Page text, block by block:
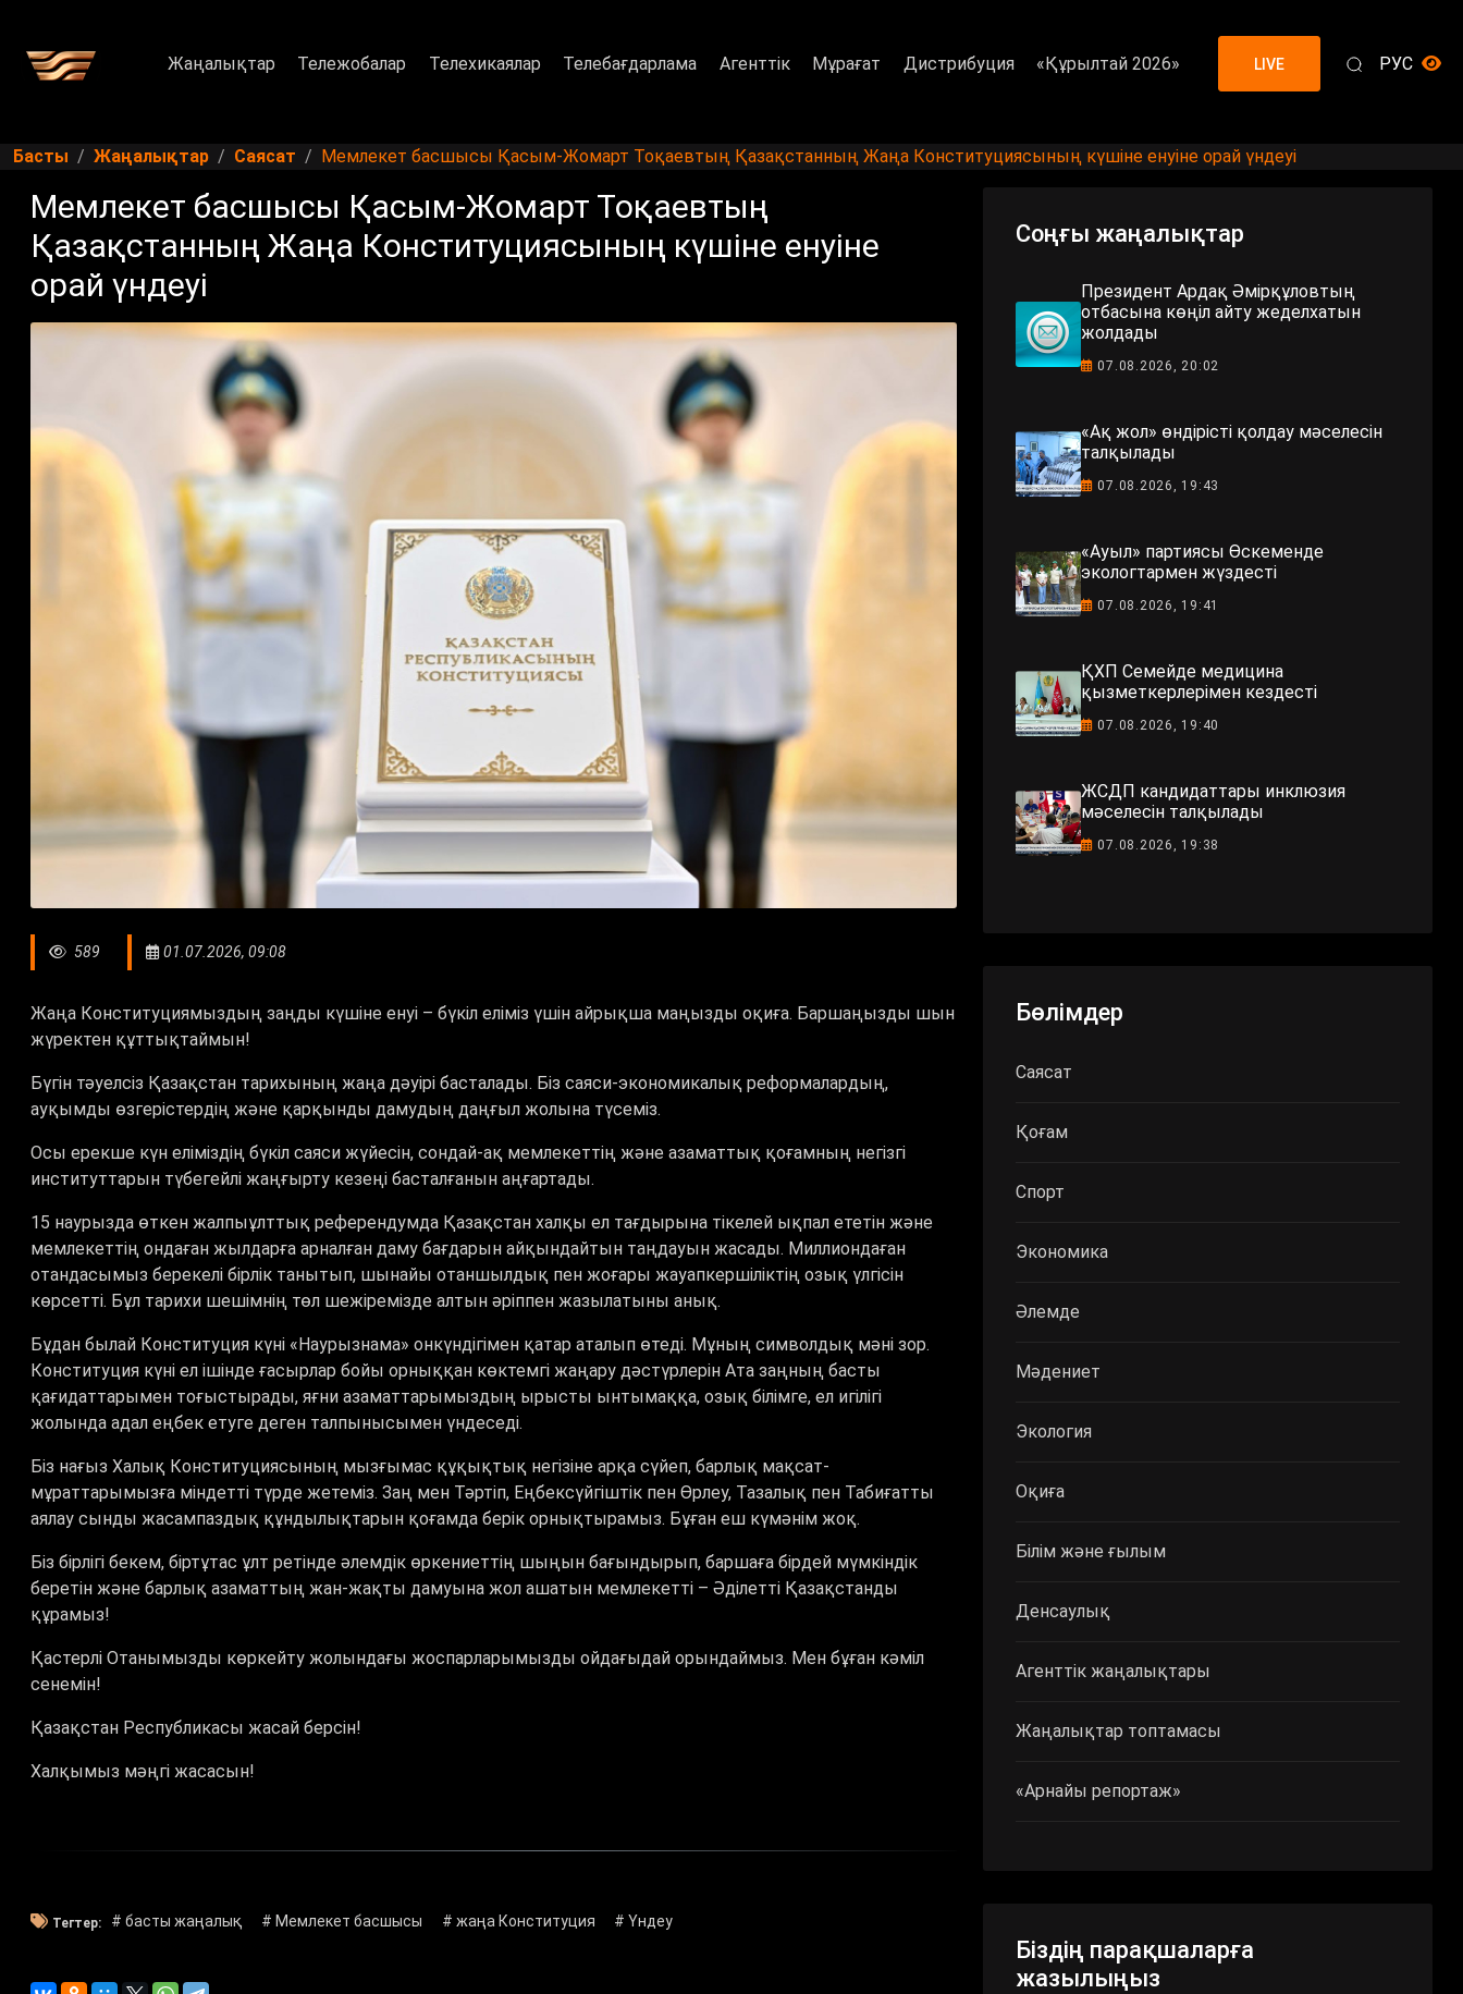
Жаңалықтар Тележобалар Телехикаялар Телебағдарлама Агенттік Мұрағат Дистрибуция «Құрылтай 2026» LIVE РУС
Басты Жаңалықтар Саясат Мемлекет басшысы Қасым-Жомарт Тоқаевтың Қазақстанның Жаңа Конституциясының күшіне енуіне орай үндеуі
Мемлекет басшысы Қасым-Жомарт Тоқаевтың
Қазақстанның Жаңа Конституциясының күшіне енуіне
орай үндеуі
589 01.07.2026, 09:08
Жаңа Конституциямыздың заңды күшіне енуі – бүкіл еліміз үшін айрықша маңызды оқиға. Баршаңызды шын
жүректен құттықтаймын!
Бүгін тәуелсіз Қазақстан тарихының жаңа дәуірі басталады. Біз саяси-экономикалық реформалардың,
ауқымды өзгерістердің және қарқынды дамудың даңғыл жолына түсеміз.
Осы ерекше күн еліміздің бүкіл саяси жүйесін, сондай-ақ мемлекеттің және азаматтық қоғамның негізгі
институттарын түбегейлі жаңғырту кезеңі басталғанын аңғартады.
15 наурызда өткен жалпыұлттық референдумда Қазақстан халқы ел тағдырына тікелей ықпал ететін және
мемлекеттің ондаған жылдарға арналған даму бағдарын айқындайтын таңдауын жасады. Миллиондаған
отандасымыз берекелі бірлік танытып, шынайы отаншылдық пен жоғары жауапкершіліктің озық үлгісін
көрсетті. Бұл тарихи шешімнің төл шежіремізде алтын әріппен жазылатыны анық.
Бұдан былай Конституция күні «Наурызнама» онкүндігімен қатар аталып өтеді. Мұның символдық мәні зор.
Конституция күні ел ішінде ғасырлар бойы орныққан көктемгі жаңару дәстүрлерін Ата заңның басты
қағидаттарымен тоғыстырады, яғни азаматтарымыздың ырысты ынтымаққа, озық білімге, ел игілігі
жолында адал еңбек етуге деген талпынысымен үндеседі.
Біз нағыз Халық Конституциясының мызғымас құқықтық негізіне арқа сүйеп, барлық мақсат-
мұраттарымызға міндетті түрде жетеміз. Заң мен Тәртіп, Еңбексүйгіштік пен Өрлеу, Тазалық пен Табиғатты
аялау сынды жасампаздық құндылықтарын қоғамда берік орнықтырамыз. Бұған еш күмәнім жоқ.
Біз бірлігі бекем, біртұтас ұлт ретінде әлемдік өркениеттің шыңын бағындырып, баршаға бірдей мүмкіндік
беретін және барлық азаматтың жан-жақты дамуына жол ашатын мемлекетті – Әділетті Қазақстанды
құрамыз!
Қастерлі Отанымызды көркейту жолындағы жоспарларымызды ойдағыдай орындаймыз. Мен бұған кәміл
сенемін!
Қазақстан Республикасы жасай берсін!
Халқымыз мәңгі жасасын!
Тегтер: # басты жаңалық # Мемлекет басшысы # жаңа Конституция # Үндеу
Соңғы жаңалықтар
Президент Ардақ Әмірқұловтың
отбасына көңіл айту жеделхатын
жолдады
07.08.2026, 20:02
«Ақ жол» өндірісті қолдау мәселесін
талқылады
07.08.2026, 19:43
«Ауыл» партиясы Өскеменде
экологтармен жүздесті
07.08.2026, 19:41
ҚХП Семейде медицина
қызметкерлерімен кездесті
07.08.2026, 19:40
ЖСДП кандидаттары инклюзия
мәселесін талқылады
07.08.2026, 19:38
Бөлімдер
Саясат
Қоғам
Спорт
Экономика
Әлемде
Мәдениет
Экология
Оқиға
Білім және ғылым
Денсаулық
Агенттік жаңалықтары
Жаңалықтар топтамасы
«Арнайы репортаж»
Біздің парақшаларға
жазылыңыз